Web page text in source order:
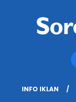
INFO IKLAN